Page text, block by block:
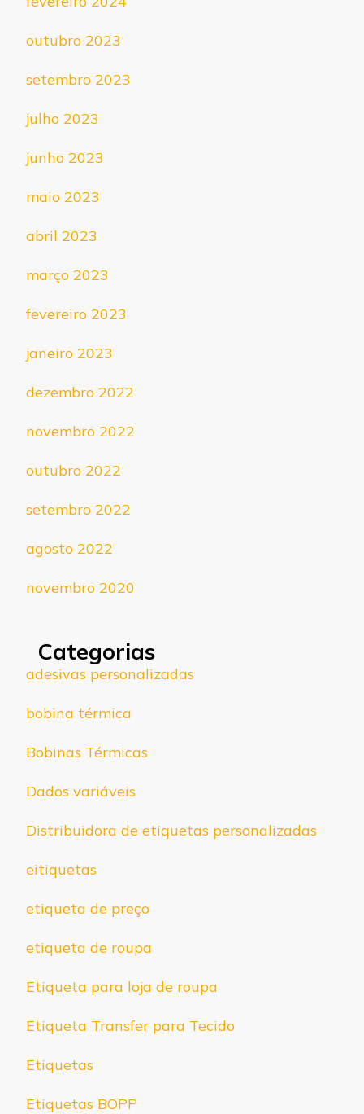
outubro 2023
setembro 2023
julho 2023
junho 2023
maio 2023
abril 2023
março 2023
fevereiro 2023
janeiro 2023
dezembro 2022
novembro 2022
outubro 2022
setembro 2022
agosto 2022
novembro 2020
Categorias
adesivas personalizadas
bobina térmica
Bobinas Térmicas
Dados variáveis
Distribuidora de etiquetas personalizadas
eitiquetas
etiqueta de preço
etiqueta de roupa
Etiqueta para loja de roupa
Etiqueta Transfer para Tecido
Etiquetas
Etiquetas BOPP